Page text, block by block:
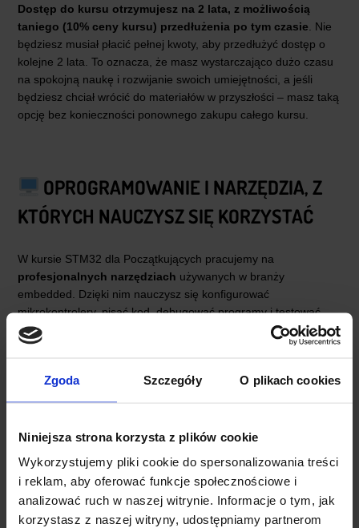
Zgoda Szczegóły O plikach cookies
Niniejsza strona korzysta z plików cookie
Wykorzystujemy pliki cookie do spersonalizowania treści
i reklam, aby oferować funkcje społecznościowe i
analizować ruch w naszej witrynie. Informacje o tym, jak
korzystasz z naszej witryny, udostępniamy partnerom
Dostęp do kursu otrzymujesz na 2 lata, z możliwością
taniego (10% ceny kursu) przedłużenia po tym czasie . Nie
będziesz musiał płacić pełnej kwoty, aby przedłużyć dostęp o
kolejne 2 lata. To oznacza, że masz wystarczająco dużo czasu
na spokojną naukę i rozwijanie swoich umiejętności, a jeśli
będziesz chciał wrócić do materiałów w przyszłości – masz taką
opcję bez konieczności ponownego zakupu całego kursu.
OPROGRAMOWANIE I NARZĘDZIA, Z
KTÓRYCH NAUCZYSZ SIĘ KORZYSTAĆ
W kursie STM32 dla Początkujących pracujemy na
profesjonalnych narzędziach używanych w branży
embedded. Dzięki nim nauczysz się konfigurować
mikrokontrolery, pisać kod, debugować programy i testować
komunikację z urządzeniami zewnętrznymi.
NARZĘDZIA STM
oficjalne narzędzie STMicroelectronics, łączące edytor kodu,
kompilator i debuger.
STM32CubeMX– graficzny konfigurator mikrokontrolerów
STM32, umożliwiający wygodne ustawienie zegarów,
peryferiów i generowanie kodu startowego.